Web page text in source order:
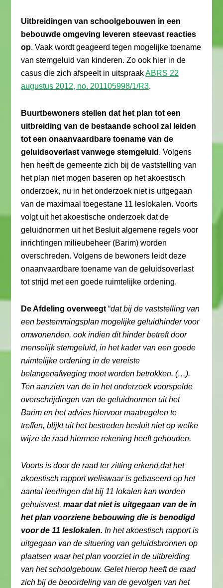
Uitbreidingen van schoolgebouwen in een
bebouwde omgeving leveren steevast reacties
op. Vaak wordt geageerd tegen mogelijke toename
van stemgeluid van kinderen. Zo ook hier in de
casus die zich afspeelt in uitspraakABRS 22
augustus 2012, no. 201105998/1/R3.
Buurtbewoners stellen dat het plan tot een
uitbreiding van de bestaande school zal leiden
tot een onaanvaardbare toename van de
geluidsoverlast vanwege stemgeluid . Volgens
hen heeft de gemeente zich bij de vaststelling van
het plan niet mogen baseren op het akoestisch
onderzoek, nu in het onderzoek niet is uitgegaan
van de maximaal toegestane 11 leslokalen. Voorts
volgt uit het akoestische onderzoek dat de
geluidnormen uit het Besluit algemene regels voor
inrichtingen milieubeheer (Barim) worden
overschreden. Volgens de bewoners leidt deze
onaanvaardbare toename van de geluidsoverlast
tot strijd met een goede ruimtelijke ordening.
De Afdeling overweegt “dat bij de vaststelling van
een bestemmingsplan mogelijke geluidhinder voor
omwonenden, ook indien dit hinder betreft door
menselijk stemgeluid, in het kader van een goede
ruimtelijke ordening in de vereiste
belangenafweging moet worden betrokken. (…).
Ten aanzien van de in het onderzoek voorspelde
overschrijdingen van de geluidnormen uit het
Barim en het advies hiervoor maatregelen te
treffen, blijkt uit het bestreden besluit niet op welke
wijze de raad hiermee rekening heeft gehouden.
Voorts is door de raad ter zitting erkend dat het
akoestisch rapport weliswaar is gebaseerd op het
aantal leerlingen dat bij 11 lokalen kan worden
gehuisvest,maar dat niet is uitgegaan van de in
het plan voorziene bebouwing die is benodigd
voor de 11 leslokalen. In het akoestisch rapport is
uitgegaan van de situering van geluidsbronnen op
plaatsen waar het plan voorziet in de uitbreiding
van het schoolgebouw. Gelet hierop heeft de raad
zich bij de beoordeling van de gevolgen van het